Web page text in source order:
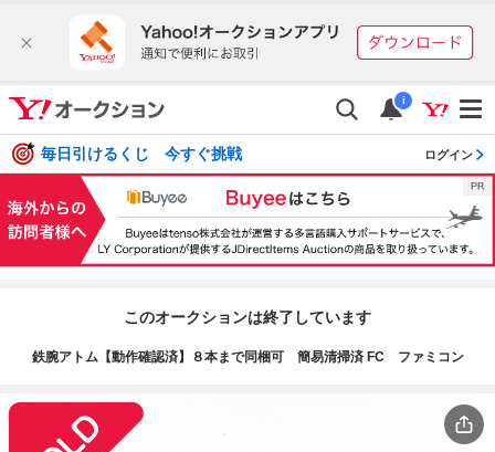
i
毎日引けるくじ 今すぐ挑戦 ログイン
このオークションは終了しています
鉄腕アトム【動作確認済】８本まで同梱可 簡易清掃済 FC ファミコン